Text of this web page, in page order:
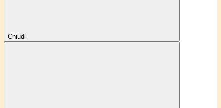
Chiudi